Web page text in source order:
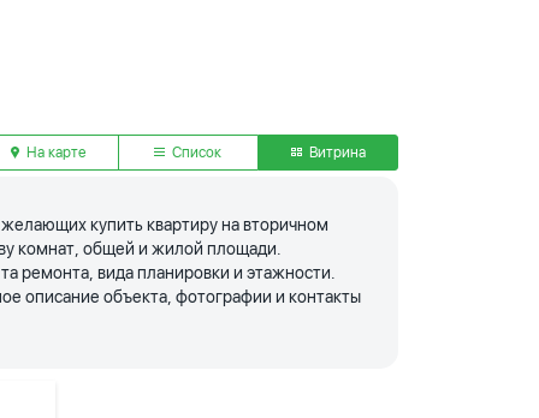
На карте Список Витрина
купить квартиру на вторичном
комнат, общей и жилой площади.
ремонта, вида планировки и этажности.
описание объекта, фотографии и контакты